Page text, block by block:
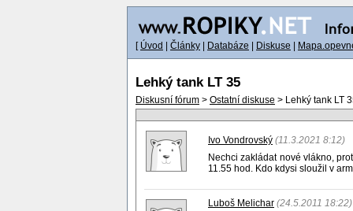
[ Úvod Články Databáze Diskuse
Lehký tank LT 35
Diskusní fórum > Ostatní diskuse > Lehký tank LT
Ivo Vondrovský (11.3.2021 8:12)
Nechci zakládat nové vlákno,
11.55 hod. Kdo kdysi sloužil v
Luboš Melichar (24.5.2011 18:22)